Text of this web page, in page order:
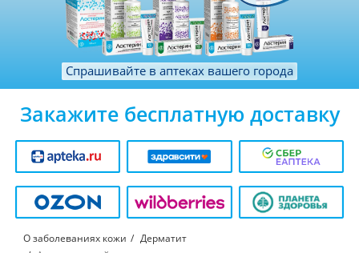
Спрашивайте в аптеках вашего города
Закажите бесплатную доставку
О заболеваниях кожи
Дерматит